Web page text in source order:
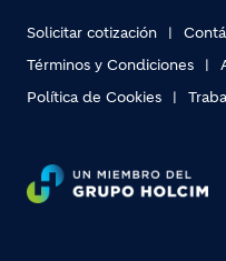
Footer bottom
Solicitar cotización
Términos y Condiciones
Política de Cookies